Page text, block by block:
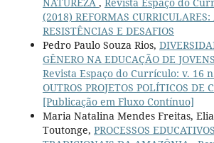
(2018) REFORMAS CURRICULARES:
RESISTÊNCIAS E DESAFIOS
Pedro Paulo Souza Rios,
GÊNERO NA EDUCAÇÃO DE
Revista Espaço do Currículo: v. 16
OUTROS PROJETOS POLÍTICOS DE
[Publicação em Fluxo Contínuo]
Maria Natalina Mendes Freitas,
Toutonge, PROCESSOS